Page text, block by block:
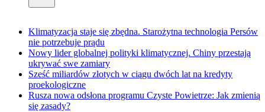
Klimatyzacja staje się zbędna. Starożytna technologia Persów
nie potrzebuje prądu
Nowy lider globalnej polityki klimatycznej. Chiny przestają
ukrywać swe zamiary
Sześć miliardów złotych w ciągu dwóch lat na kredyty
proekologiczne
Rusza nowa odsłona programu Czyste Powietrze: Jak zmienią
się zasady?